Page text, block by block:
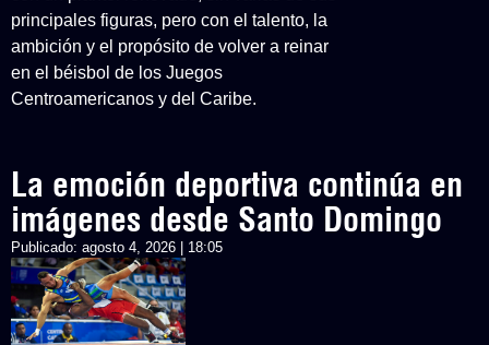
principales figuras, pero con el talento, la
ambición y el propósito de volver a reinar
en el béisbol de los Juegos
Centroamericanos y del Caribe.
La emoción deportiva continúa en
imágenes desde Santo Domingo
Publicado: agosto 4, 2026 | 18:05